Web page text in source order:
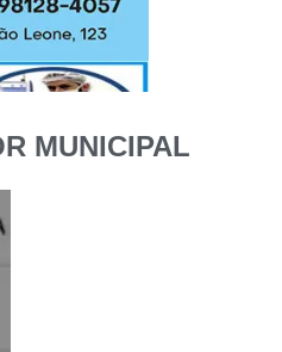
MUNICIPAL